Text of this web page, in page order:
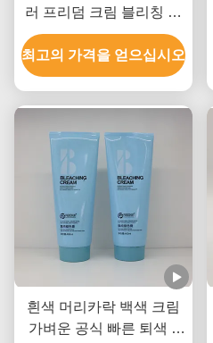
러 프리덤 크림 블리칭 개
인 레이블 모든 헤어 타입
최고의 가격을 얻으십시오
흰색 머리카락 백색 크림
가벼운 공식 빠른 퇴색 9